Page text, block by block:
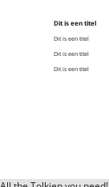
Dit is een titel
Dit is een titel
Dit is een titel
Dit is een titel